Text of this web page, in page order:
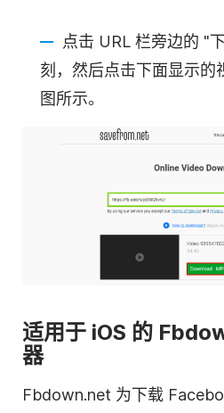
点击 URL 栏旁边的 "
刻，然后点击下面显示的
图所示。
适用于 iOS 的
器
Fbdown.net 为下载